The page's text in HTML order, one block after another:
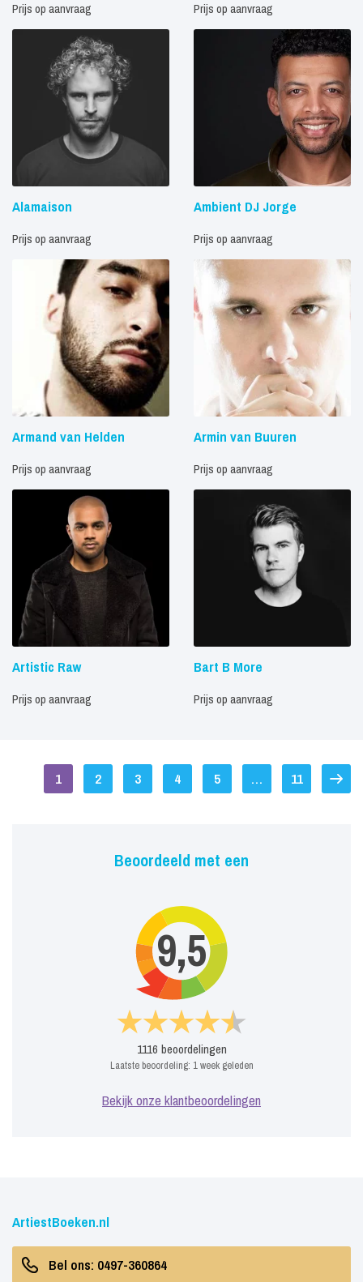
Prijs op aanvraag Prijs op aanvraag
Alamaison
Prijs op aanvraag
Ambient DJ Jorge
Prijs op aanvraag
Armand van Helden
Prijs op aanvraag
Armin van Buuren
Prijs op aanvraag
Artistic Raw
Prijs op aanvraag
Bart B More
Prijs op aanvraag
1 2 3 4 5 … 11
Beoordeeld met een
9,5
1116 beoordelingen
Laatste beoordeling: 1 week geleden
Bekijk onze klantbeoordelingen
ArtiestBoeken.nl
Bel ons: 0497-360864